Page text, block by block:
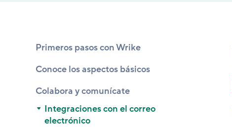
Primeros pasos con Wrike
Conoce los aspectos básicos
Colabora y comunícate
Integraciones con el correo
electrónico